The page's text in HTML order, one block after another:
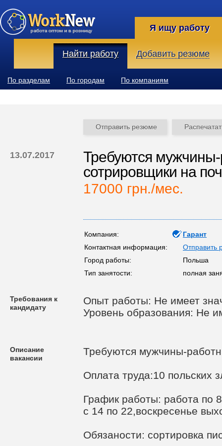
Я ищу работу
Найти работу Добавить резюме
По разделам По городам По компаниям
Отправить резюме
13.07.2017
Требуются мужчины-
сотрировщики на
17000 грн./мес.
Компания:
Гарант
Контактная информация:
Отправить
Город работы:
Польша
Тип занятости:
полная
Требования к
кандидату
Опыт работы: Не имеет
Уровень образования: Не
Описание
вакансии
Требуются мужчины-
Оплата труда:10 польских
График работы: работа по
с 14 по 22,воскресенье
Обязаности: сортировка